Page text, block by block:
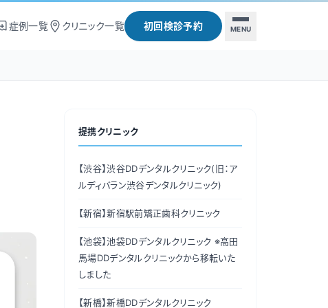
症例一覧 クリニック一覧 初回検診予約 MENU
提携クリニック
【渋谷】渋谷DDデンタルクリニック(旧：ア
ルディバラン渋谷デンタルクリニック)
【新宿】新宿駅前矯正歯科クリニック
【池袋】池袋DDデンタルクリニック ※高田
馬場DDデンタルクリニックから移転いた
しました
【新橋】新橋DDデンタルクリニック